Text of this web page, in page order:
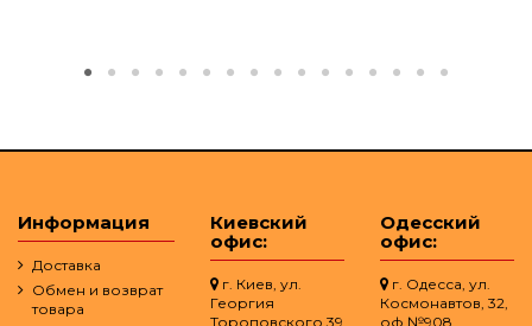
Информация
Доставка
Обмен и возврат
товара
Киевский
офис:
г. Киев, ул.
Георгия
Тороповского 39
Одесский
офис:
г. Одесса, ул.
Космонавтов, 32,
оф.№908